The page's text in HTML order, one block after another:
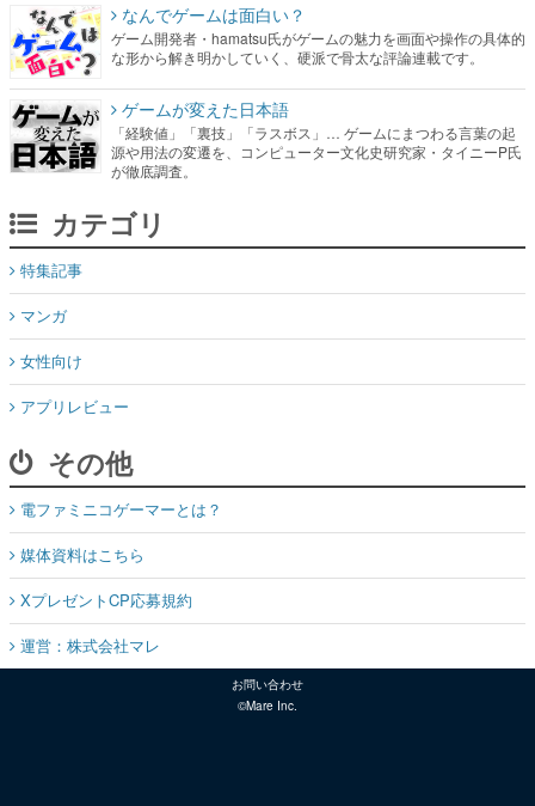
なんでゲームは面白い？
ゲーム開発者・hamatsu氏がゲームの魅力を画面や操作の具体的
な形から解き明かしていく、硬派で骨太な評論連載です。
ゲームが変えた日本語
「経験値」「裏技」「ラスボス」… ゲームにまつわる言葉の起
源や用法の変遷を、コンピューター文化史研究家・タイニーP氏
が徹底調査。
カテゴリ
特集記事
マンガ
女性向け
アプリレビュー
その他
電ファミニコゲーマーとは？
媒体資料はこちら
XプレゼントCP応募規約
運営：株式会社マレ
お問い合わせ
©Mare Inc.